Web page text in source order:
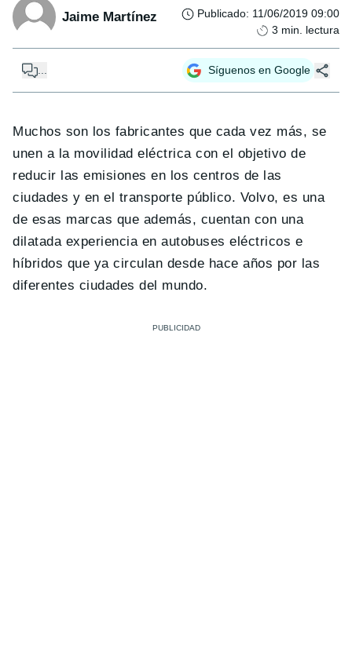
Jaime Martínez Publicado: 11/06/2019 09:00
3 min. lectura
Síguenos en Google
Muchos son los fabricantes que cada vez más, se
unen a la movilidad eléctrica con el objetivo de
reducir las emisiones en los centros de las
ciudades y en el transporte público. Volvo, es una
de esas marcas que además, cuentan con una
dilatada experiencia en autobuses eléctricos e
híbridos que ya circulan desde hace años por las
diferentes ciudades del mundo.